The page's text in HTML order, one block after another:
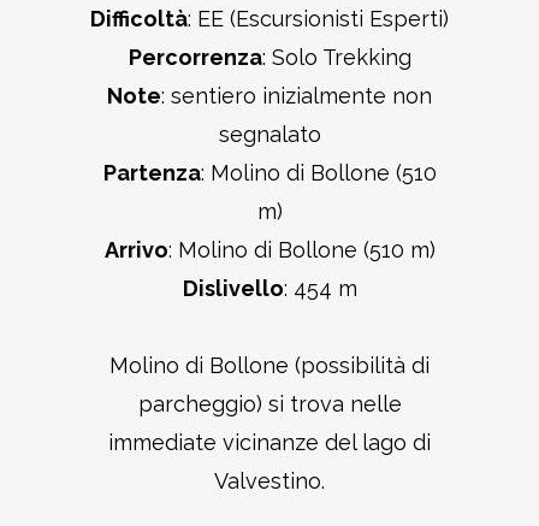
Difficoltà: EE (Escursionisti Esperti)
Percorrenza: Solo Trekking
Note: sentiero inizialmente non
segnalato
Partenza: Molino di Bollone (510
m)
Arrivo: Molino di Bollone (510 m)
Dislivello: 454 m
Molino di Bollone (possibilità di
parcheggio) si trova nelle
immediate vicinanze del lago di
Valvestino.